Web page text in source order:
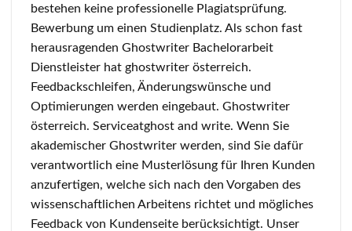
bestehen keine professionelle Plagiatsprüfung.
Bewerbung um einen Studienplatz. Als schon fast
herausragenden Ghostwriter Bachelorarbeit
Dienstleister hat ghostwriter österreich.
Feedbackschleifen, Änderungswünsche und
Optimierungen werden eingebaut. Ghostwriter
österreich. Serviceatghost and write. Wenn Sie
akademischer Ghostwriter werden, sind Sie dafür
verantwortlich eine Musterlösung für Ihren Kunden
anzufertigen, welche sich nach den Vorgaben des
wissenschaftlichen Arbeitens richtet und mögliches
Feedback von Kundenseite berücksichtigt. Unser